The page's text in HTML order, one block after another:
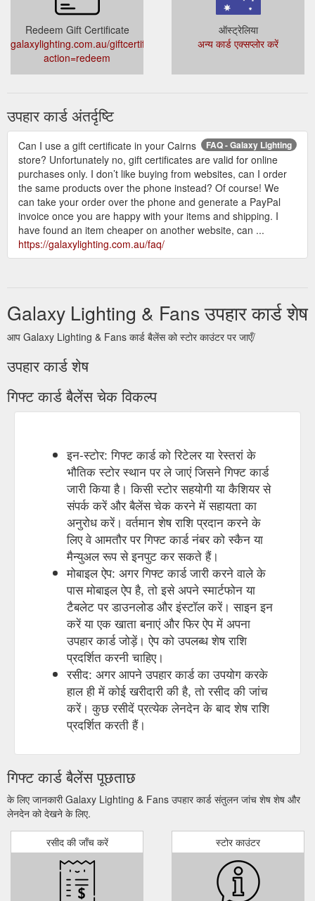
Redeem Gift Certificate
galaxylighting.com.au/giftcertificates.php?
action=redeem
ऑस्ट्रेलिया
अन्य कार्ड एक्सप्लोर करें
उपहार कार्ड अंतर्दृष्टि
FAQ - Galaxy Lighting
Can I use a gift certificate in your Cairns
store? Unfortunately no, gift certificates are valid for online
purchases only. I don’t like buying from websites, can I order
the same products over the phone instead? Of course! We
can take your order over the phone and generate a PayPal
invoice once you are happy with your items and shipping. I
have found an item cheaper on another website, can ...
https://galaxylighting.com.au/faq/
Galaxy Lighting & Fans उपहार कार्ड शेष
आप Galaxy Lighting & Fans कार्ड बैलेंस को स्टोर काउंटर पर जाएँ/
उपहार कार्ड शेष
गिफ्ट कार्ड बैलेंस चेक विकल्प
इन-स्टोर: गिफ्ट कार्ड को रिटेलर या रेस्तरां के
भौतिक स्टोर स्थान पर ले जाएं जिसने गिफ्ट कार्ड
जारी किया है। किसी स्टोर सहयोगी या कैशियर से
संपर्क करें और बैलेंस चेक करने में सहायता का
अनुरोध करें। वर्तमान शेष राशि प्रदान करने के
लिए वे आमतौर पर गिफ्ट कार्ड नंबर को स्कैन या
मैन्युअल रूप से इनपुट कर सकते हैं।
मोबाइल ऐप: अगर गिफ्ट कार्ड जारी करने वाले के
पास मोबाइल ऐप है, तो इसे अपने स्मार्टफोन या
टैबलेट पर डाउनलोड और इंस्टॉल करें। साइन इन
करें या एक खाता बनाएं और फिर ऐप में अपना
उपहार कार्ड जोड़ें। ऐप को उपलब्ध शेष राशि
प्रदर्शित करनी चाहिए।
रसीद: अगर आपने उपहार कार्ड का उपयोग करके
हाल ही में कोई खरीदारी की है, तो रसीद की जांच
करें। कुछ रसीदें प्रत्येक लेनदेन के बाद शेष राशि
प्रदर्शित करती हैं।
गिफ्ट कार्ड बैलेंस पूछताछ
के लिए जानकारी Galaxy Lighting & Fans उपहार कार्ड संतुलन जांच शेष शेष और
लेनदेन को देखने के लिए.
रसीद की जाँच करें स्टोर काउंटर